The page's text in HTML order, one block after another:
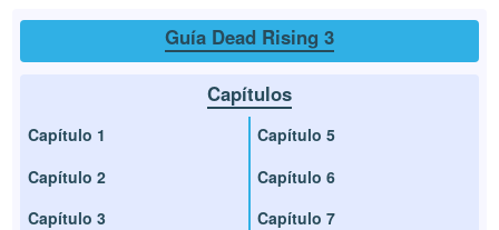
Guía Dead Rising 3
Capítulos
Capítulo 1
Capítulo 2
Capítulo 3
Capítulo 5
Capítulo 6
Capítulo 7